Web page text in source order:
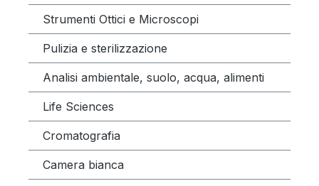
Strumenti Ottici e Microscopi
Pulizia e sterilizzazione
Analisi ambientale, suolo, acqua, alimenti
Life Sciences
Cromatografia
Camera bianca